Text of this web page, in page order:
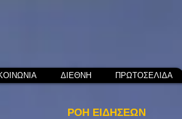
ΔΙΕΘΝΗ ΠΡΩΤΟΣΕΛΙΔΑ
ΡΟΗ ΕΙΔΗΣΕΩΝ